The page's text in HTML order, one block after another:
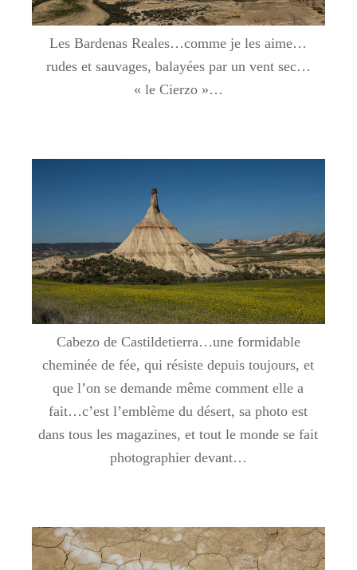
Les Bardenas Reales…comme je les aime…
rudes et sauvages, balayées par un vent sec…
« le Cierzo »…
Cabezo de Castildetierra…une formidable
cheminée de fée, qui résiste depuis toujours, et
que l’on se demande même comment elle a
fait…c’est l’emblème du désert, sa photo est
dans tous les magazines, et tout le monde se fait
photographier devant…